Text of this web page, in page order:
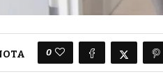
0